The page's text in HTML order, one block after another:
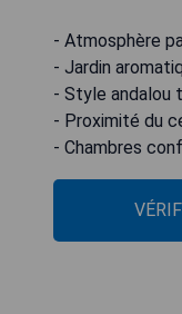
- Atmosphère
- Jardin
- Style andalou
- Proximité du
- Chambres